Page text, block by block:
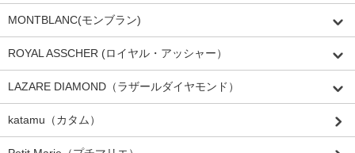
MONTBLANC(モンブラン)
ROYAL ASSCHER (ロイヤル・アッシャー）
LAZARE DIAMOND（ラザールダイヤモンド）
katamu（カタム）